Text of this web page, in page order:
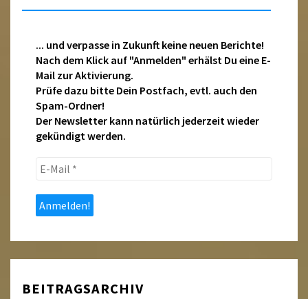
... und verpasse in Zukunft keine neuen Berichte!
Nach dem Klick auf "Anmelden" erhälst Du eine E-
Mail zur Aktivierung.
Prüfe dazu bitte Dein Postfach, evtl. auch den
Spam-Ordner!
Der Newsletter kann natürlich jederzeit wieder
gekündigt werden.
E-
*
BEITRAGSARCHIV